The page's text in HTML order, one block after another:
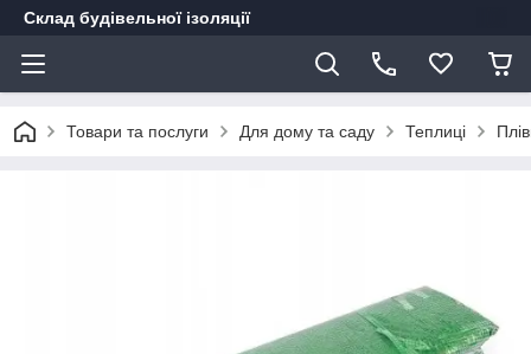
Склад будівельної ізоляції
Товари та послуги Для дому та саду Теплиці